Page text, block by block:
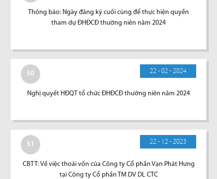
Thông báo: Ngày đăng ký cuối cùng để thực hiện quyền
tham dự ĐHĐCĐ thường niên năm 2024
50 22 - 02 - 2024
Nghị quyết HĐQT tổ chức ĐHĐCĐ thường niên năm 2024
51 22 - 12 - 2023
CBTT: Về việc thoái vốn của Công ty Cổ phần Vạn Phát Hưng
tại Công ty Cổ phần TM DV DL CTC